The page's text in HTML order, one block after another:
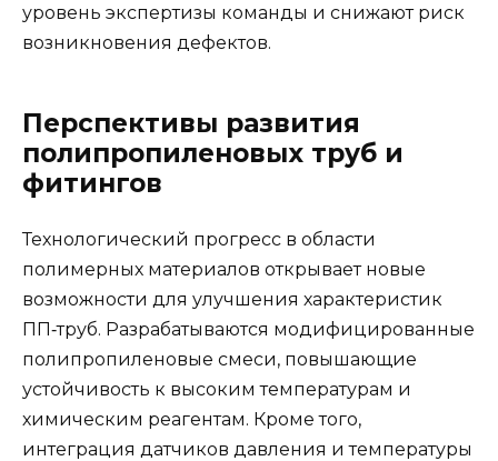
уровень экспертизы команды и снижают риск
возникновения дефектов.
Перспективы развития
полипропиленовых труб и
фитингов
Технологический прогресс в области
полимерных материалов открывает новые
возможности для улучшения характеристик
ПП‑труб. Разрабатываются модифицированные
полипропиленовые смеси, повышающие
устойчивость к высоким температурам и
химическим реагентам. Кроме того,
интеграция датчиков давления и температуры